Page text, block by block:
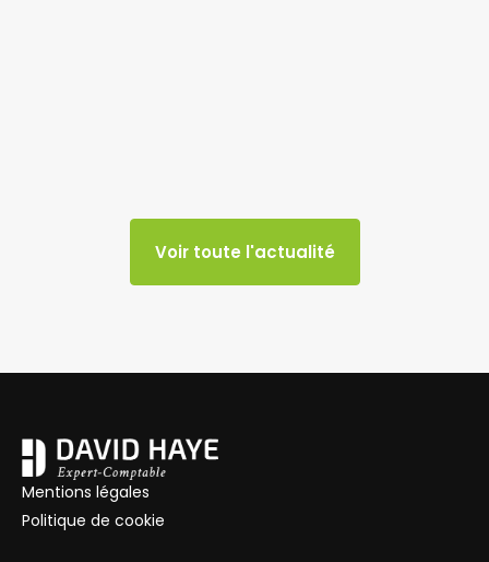
Voir toute l'actualité
Mentions légales
Politique de cookie